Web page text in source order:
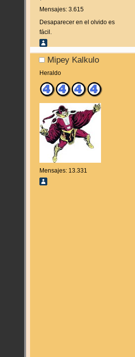
Mensajes: 3.615
Desaparecer en el olvido es
fácil.
Mipey Kalkulo
Heraldo
Mensajes: 13.331